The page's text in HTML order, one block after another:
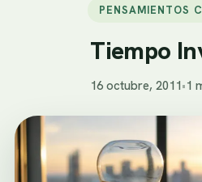
PENSAMIENTOS
Tiempo
16 octubre, 2011•1